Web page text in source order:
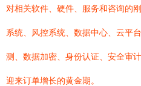
对相关软件、硬件、服务和咨询的
系统、风控系统、数据中心、云平
测、数据加密、身份认证、安全审
迎来订单增长的黄金期。